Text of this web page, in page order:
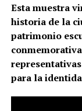
Esta muestra
historia de la
patrimonio
para la